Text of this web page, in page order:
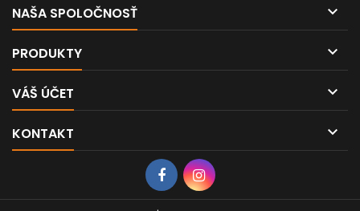
NAŠA SPOLOČNOSŤ 
PRODUKTY 
VÁŠ ÚČET 
KONTAKT 